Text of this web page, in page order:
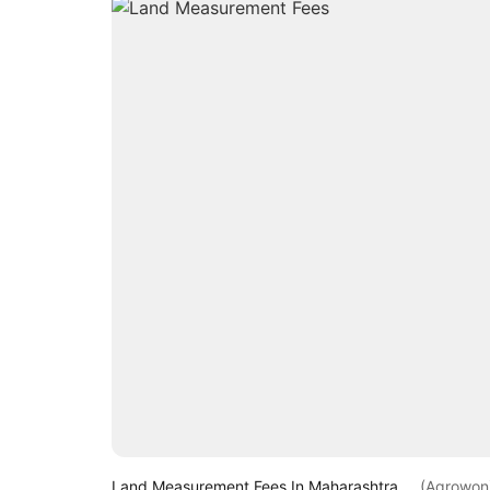
Land Measurement Fees In Maharashtra.